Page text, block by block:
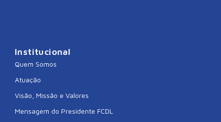
Institucional
Quem Somos
Atuação
Visão, Missão e Valores
Mensagem do Presidente FCDL